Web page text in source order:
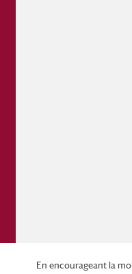
En encourageant la